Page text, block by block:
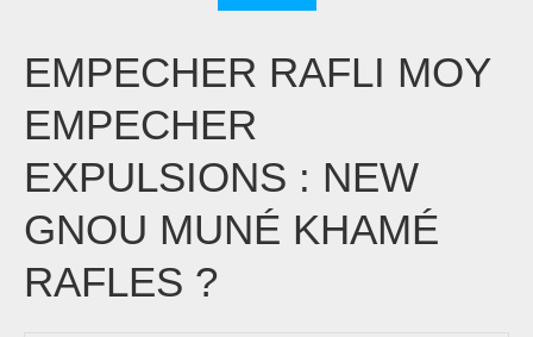
EMPECHER RAFLI MOY
EMPECHER
EXPULSIONS : NEW
GNOU MUNÉ KHAMÉ
RAFLES ?